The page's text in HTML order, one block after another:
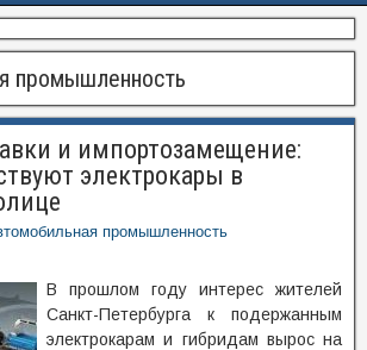
промышленность
и импортозамещение:
электрокары в
промышленность
В прошлом году интерес жителей
Санкт-Петербурга к подержанным
электрокарам и гибридам вырос на